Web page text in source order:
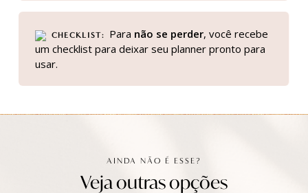
CHECKLIST Para não se perder, você recebe
um checklist para deixar seu planner pronto para
usar.
AINDA NÃO É ESSE?
Veja outras opções